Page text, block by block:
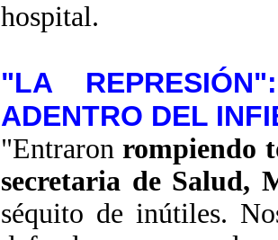
hospital.
"LA
ADENTRO DEL
"Entraronrompiendo
secretaria de Salud,
séquito de inútiles.